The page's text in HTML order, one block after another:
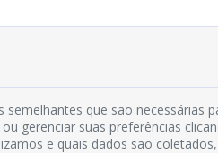
semelhantes que são necessárias
gerenciar suas preferências
e quais dados são